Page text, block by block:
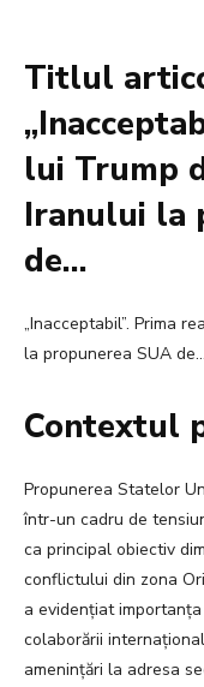
Titlul
lui Trump
Iranului la
de…
„Inacceptabil”. Prima
la propunerea SUA de…
Contextul
Propunerea Statelor
într-un cadru de
ca principal obiectiv
conflictului din zona
a evidențiat
colaborării
amenințări la adresa